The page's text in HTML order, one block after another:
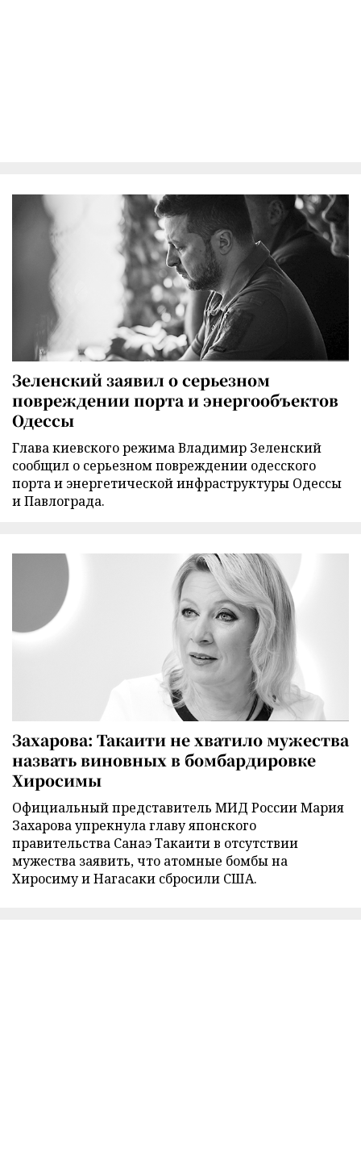
Зеленский заявил о серьезном
повреждении порта и энергообъектов
Одессы
Глава киевского режима Владимир Зеленский
сообщил о серьезном повреждении одесского
порта и энергетической инфраструктуры Одессы
и Павлограда.
Захарова: Такаити не хватило мужества
назвать виновных в бомбардировке
Хиросимы
Официальный представитель МИД России Мария
Захарова упрекнула главу японского
правительства Санаэ Такаити в отсутствии
мужества заявить, что атомные бомбы на
Хиросиму и Нагасаки сбросили США.